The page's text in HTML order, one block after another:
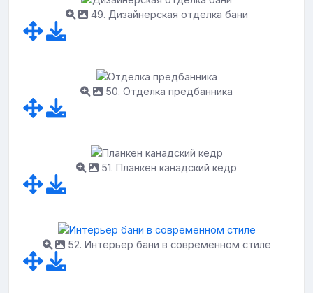
49. Дизайнерская отделка бани
50. Отделка предбанника
51. Планкен канадский кедр
52. Интерьер бани в современном стиле